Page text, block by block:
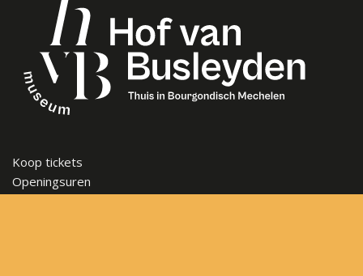
Koop tickets
Openingsuren